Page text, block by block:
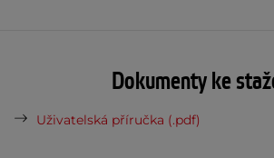
Dokumenty ke
Uživatelská příručka (.pdf)